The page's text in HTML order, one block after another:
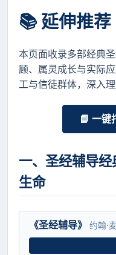
📚 延伸推荐
本页面收录多部经典
顾、属灵成长与实际
工与信徒群体，深入
📘 一键
一、圣经辅导经
生命
《圣经辅导》 约翰·